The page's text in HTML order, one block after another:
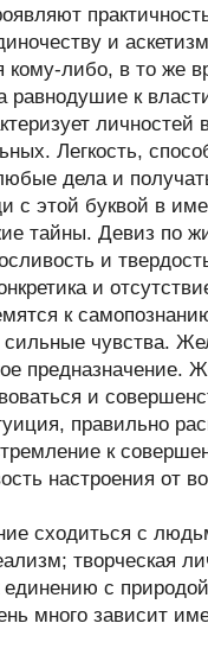
и
кому-либо, в то же
равнодушие к
личностей
Легкость,
дела и
с этой буквой в
тайны. Девиз по
и
и
к
чувства.
предназначение.
и
правильно
к
настроения от
сходиться с
творческая
единению с
много зависит